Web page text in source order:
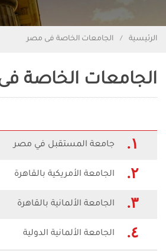
الرئيسية الجامعات الخاصة فى مصر
الجامعات الخاصة
١. جامعة المستقبل في مصر
٢. الجامعة الأمريكية بالقاهرة
٣. الجامعة الألمانية بالقاهرة
٤. الجامعة الألمانية الدولية